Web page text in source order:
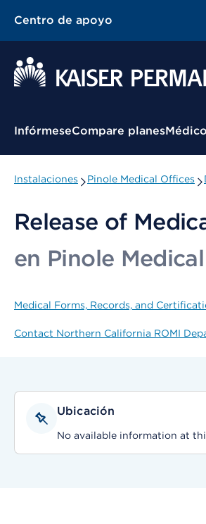
Centro de apoyo
Menú contextual
InfórmeseCompare planes
Instalaciones Pinole Medical Offices
Release of
en Pinole
Medical Forms, Records, and
Contact Northern California ROMI
Ubicación
No available information at